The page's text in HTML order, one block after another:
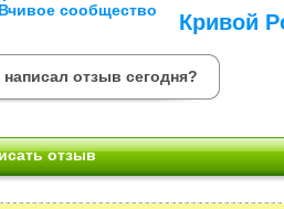
Кривой
отзыв сегодня?
отзыв